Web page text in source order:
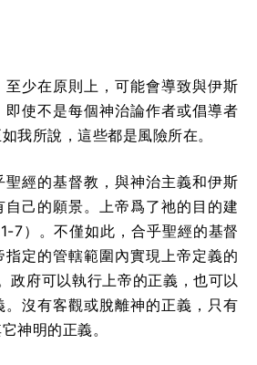
少在原則上，可能會導致與伊斯
使不是每個神治論作者或倡導者
我所說，這些都是風險所在。
經的基督教，與神治主義和伊斯
己的願景。上帝爲了祂的目的建
7）。不僅如此，合乎聖經的基督
定的管轄範圍內實現上帝定義的
政府可以執行上帝的正義，也可以
沒有客觀或脫離神的正義，只有
神明的正義。